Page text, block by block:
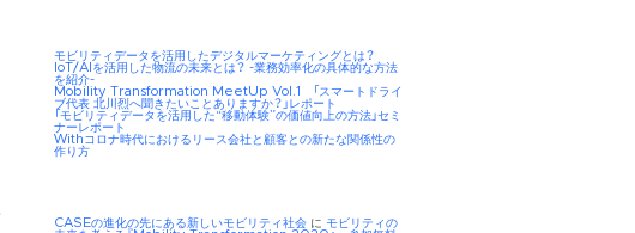
モビリティデータを活用したデジタルマーケティングとは？
IoT/AIを活用した物流の未来とは？ -業務効率化の具体的な方法
を紹介-
Mobility Transformation MeetUp Vol.1 「スマートドライ
ブ代表 北川烈へ聞きたいことありますか？」レポート
「モビリティデータを活用した“移動体験”の価値向上の方法」セミ
ナーレポート
Withコロナ時代におけるリース会社と顧客との新たな関係性の
作り方
CASEの進化の先にある新しいモビリティ社会 に モビリティの